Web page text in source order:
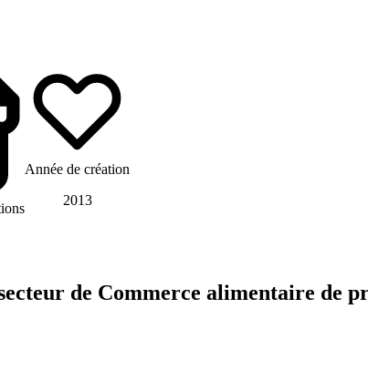
Année de création
2013
de Commerce alimentaire de